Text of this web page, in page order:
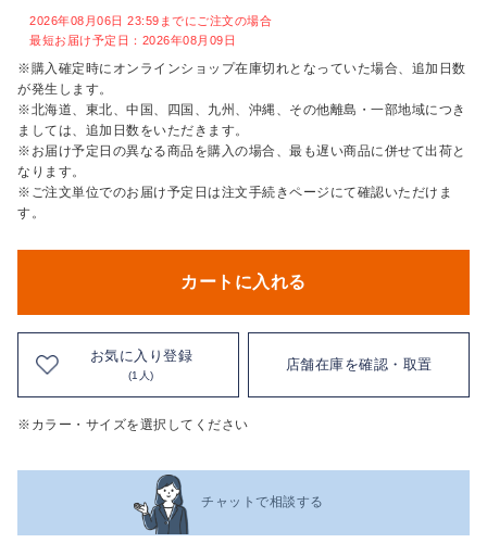
2026年08月06日 23:59までにご注文の場合
最短お届け予定日：2026年08月09日
※購入確定時にオンラインショップ在庫切れとなっていた場合、追加日数
が発生します。
※北海道、東北、中国、四国、九州、沖縄、その他離島・一部地域につき
ましては、追加日数をいただきます。
※お届け予定日の異なる商品を購入の場合、最も遅い商品に併せて出荷と
なります。
※ご注文単位でのお届け予定日は注文手続きページにて確認いただけま
す。
カートに入れる
お気に入り登録
(1人)
店舗在庫を確認・取置
※カラー・サイズを選択してください
チャットで相談する